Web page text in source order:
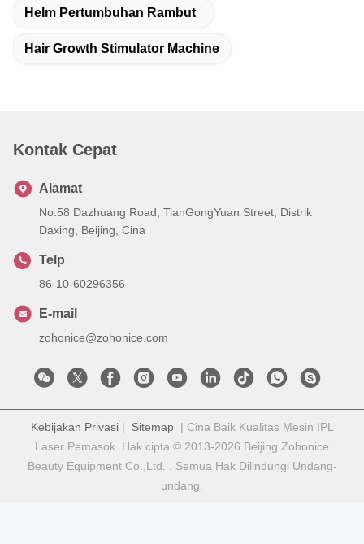
Helm Pertumbuhan Rambut
Hair Growth Stimulator Machine
Kontak Cepat
Alamat
No.58 Dazhuang Road, TianGongYuan Street, Distrik
Daxing, Beijing, Cina
Telp
86-10-60296356
E-mail
zohonice@zohonice.com
Kebijakan Privasi| Sitemap| Cina Baik Kualitas Mesin IPL
Laser Pemasok. Hak cipta © 2013-2026 Beijing Zohonice
Beauty Equipment Co.,Ltd. . Semua Hak Dilindungi Undang-
undang.